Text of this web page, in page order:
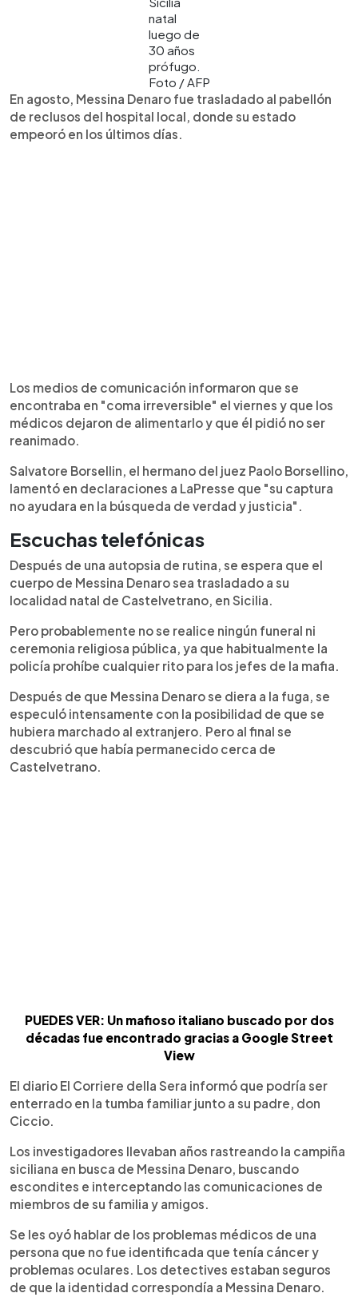
natal
luego de
30 años
prófugo.
Foto / AFP
En agosto, Messina Denaro fue trasladado al pabellón
de reclusos del hospital local, donde su estado
empeoró en los últimos días.
Los medios de comunicación informaron que se
encontraba en "coma irreversible" el viernes y que los
médicos dejaron de alimentarlo y que él pidió no ser
reanimado.
Salvatore Borsellin, el hermano del juez Paolo Borsellino,
lamentó en declaraciones a LaPresse que "su captura
no ayudara en la búsqueda de verdad y justicia".
Escuchas telefónicas
Después de una autopsia de rutina, se espera que el
cuerpo de Messina Denaro sea trasladado a su
localidad natal de Castelvetrano, en Sicilia.
Pero probablemente no se realice ningún funeral ni
ceremonia religiosa pública, ya que habitualmente la
policía prohíbe cualquier rito para los jefes de la mafia.
Después de que Messina Denaro se diera a la fuga, se
especuló intensamente con la posibilidad de que se
hubiera marchado al extranjero. Pero al final se
descubrió que había permanecido cerca de
Castelvetrano.
PUEDES VER: Un mafioso italiano buscado por dos
décadas fue encontrado gracias a Google Street
View
El diario El Corriere della Sera informó que podría ser
enterrado en la tumba familiar junto a su padre, don
Ciccio.
Los investigadores llevaban años rastreando la campiña
siciliana en busca de Messina Denaro, buscando
escondites e interceptando las comunicaciones de
miembros de su familia y amigos.
Se les oyó hablar de los problemas médicos de una
persona que no fue identificada que tenía cáncer y
problemas oculares. Los detectives estaban seguros
de que la identidad correspondía a Messina Denaro.